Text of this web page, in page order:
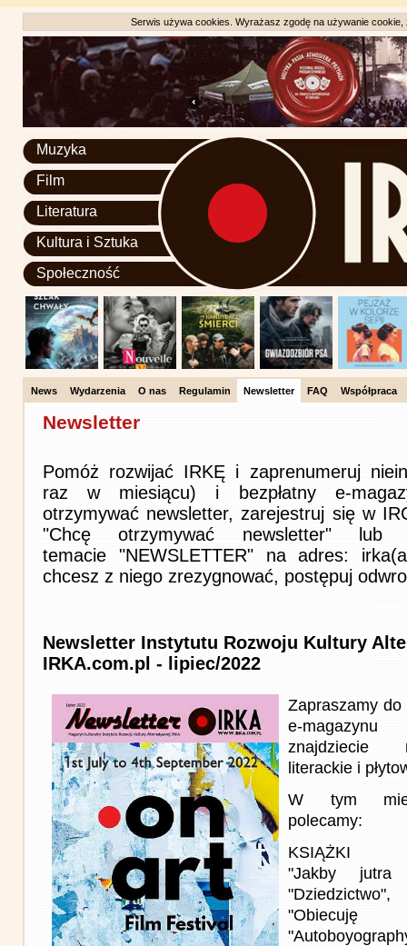
Serwis używa cookies. Wyrażasz zgodę na używanie
Muzyka
Film
Literatura
Kultura i Sztuka
Społeczność
News Wydarzenia O nas Regulamin Newsletter FAQ Współpraca
Newsletter
Pomóż rozwijać IRKĘ i zaprenumeruj
raz w miesiącu) i bezpłatny e-
otrzymywać newsletter, zarejestruj się w
"Chcę otrzymywać newsletter"
temacie "NEWSLETTER" na adres:
chcesz z niego zrezygnować, postępuj
Newsletter Instytutu Rozwoju Kultury
IRKA.com.pl - lipiec/2022
Zapraszamy
e-
znajdziecie
literackie i
W tym
polecamy:
KSIĄŻKI
"Jakby
"Obiecuję